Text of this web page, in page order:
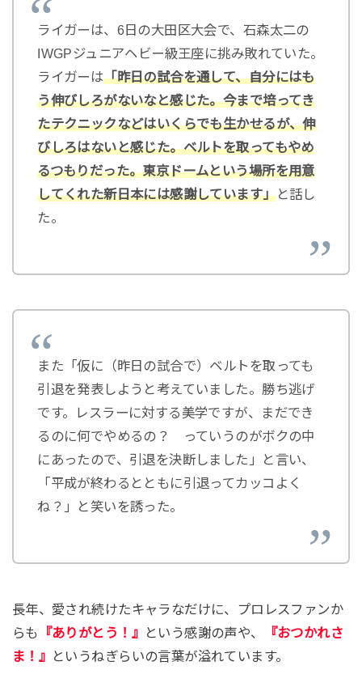
ライガーは、6日の大田区大会で、石森太二の
IWGPジュニアヘビー級王座に挑み敗れていた。
ライガーは「昨日の試合を通して、自分にはも
う伸びしろがないなと感じた。今まで培ってき
たテクニックなどはいくらでも生かせるが、伸
びしろはないと感じた。ベルトを取ってもやめ
るつもりだった。東京ドームという場所を用意
してくれた新日本には感謝しています」と話し
た。
また「仮に（昨日の試合で）ベルトを取っても
引退を発表しようと考えていました。勝ち逃げ
です。レスラーに対する美学ですが、まだでき
るのに何でやめるの？ っていうのがボクの中
にあったので、引退を決断しました」と言い、
「平成が終わるとともに引退ってカッコよく
ね？」と笑いを誘った。
長年、愛され続けたキャラなだけに、プロレスファンか
らも
『ありがとう！』 という感謝の声や、
『おつかれさ
ま！』
というねぎらいの言葉が溢れています。